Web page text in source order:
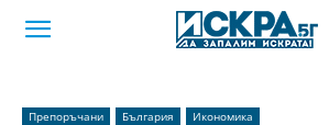
Препоръчани България Икономика